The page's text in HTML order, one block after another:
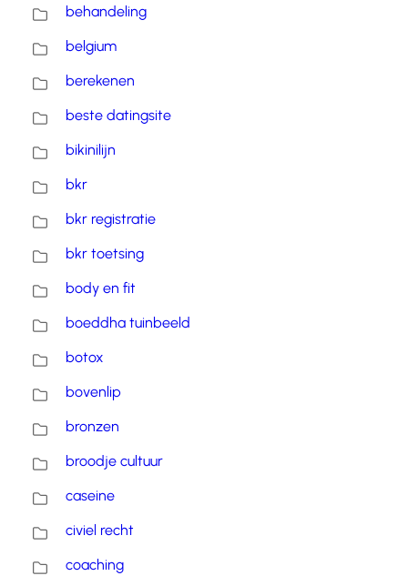
behandeling
belgium
berekenen
beste datingsite
bikinilijn
bkr
bkr registratie
bkr toetsing
body en fit
boeddha tuinbeeld
botox
bovenlip
bronzen
broodje cultuur
caseine
civiel recht
coaching